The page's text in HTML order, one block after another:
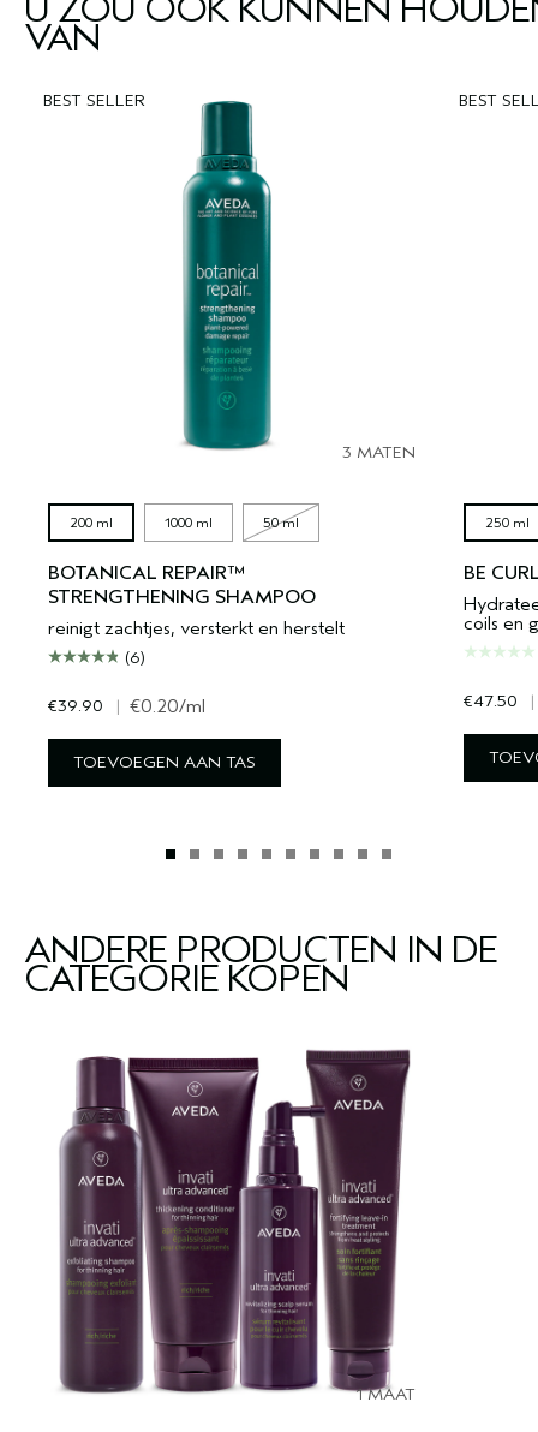
VAN
BEST SELLER
3 MATEN
200 ml 1000 ml 50 ml
BOTANICAL REPAIR™
STRENGTHENING SHAMPOO
reinigt zachtjes, versterkt en herstelt
(6)
€39.90 | €0.20/ml
TOEVOEGEN AAN TAS
BEST
250 ml
BE
coils en
€47.50 |
ANDERE PRODUCTEN IN DE
CATEGORIE KOPEN
1 MAAT